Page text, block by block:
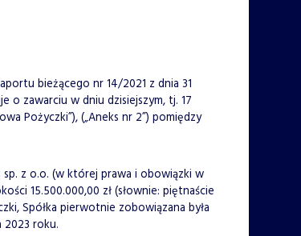
bieżącego nr 14/2021 z dnia 31
o zawarciu w dniu dzisiejszym, tj. 17
Pożyczki”), („Aneks nr 2”) pomiędzy
sp. z o.o. (w której prawa i obowiązki w
15.500.000,00 zł (słownie: piętnaście
Spółka pierwotnie zobowiązana była
roku.